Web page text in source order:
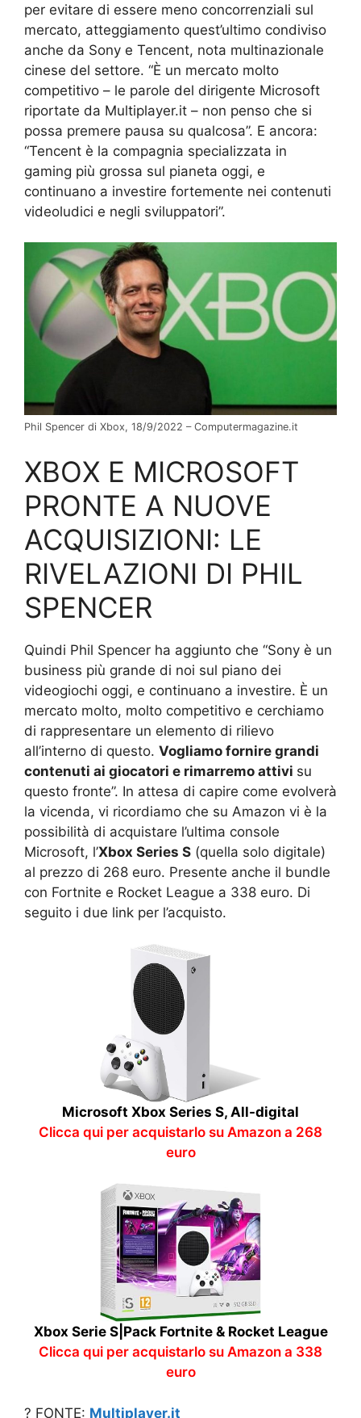
per evitare di essere meno concorrenziali sul
mercato, atteggiamento quest’ultimo condiviso
anche da Sony e Tencent, nota multinazionale
cinese del settore. “È un mercato molto
competitivo – le parole del dirigente Microsoft
riportate da Multiplayer.it – non penso che si
possa premere pausa su qualcosa”. E ancora:
“Tencent è la compagnia specializzata in
gaming più grossa sul pianeta oggi, e
continuano a investire fortemente nei contenuti
videoludici e negli sviluppatori”.
Phil Spencer di Xbox, 18/9/2022 – Computermagazine.it
XBOX E MICROSOFT
PRONTE A NUOVE
ACQUISIZIONI: LE
RIVELAZIONI DI PHIL
SPENCER
Quindi Phil Spencer ha aggiunto che “Sony è un
business più grande di noi sul piano dei
videogiochi oggi, e continuano a investire. È un
mercato molto, molto competitivo e cerchiamo
di rappresentare un elemento di rilievo
all’interno di questo. Vogliamo fornire grandi
contenuti ai giocatori e rimarremo attivi su
questo fronte”. In attesa di capire come evolverà
la vicenda, vi ricordiamo che su Amazon vi è la
possibilità di acquistare l’ultima console
Microsoft, l’Xbox Series S (quella solo digitale)
al prezzo di 268 euro. Presente anche il bundle
con Fortnite e Rocket League a 338 euro. Di
seguito i due link per l’acquisto.
Microsoft Xbox Series S, All-digital
Clicca qui per acquistarlo su Amazon a 268
euro
Xbox Serie S|Pack Fortnite & Rocket League
Clicca qui per acquistarlo su Amazon a 338
euro
? FONTE: Multiplayer.it